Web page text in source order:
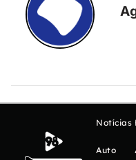
Notícias
Auto